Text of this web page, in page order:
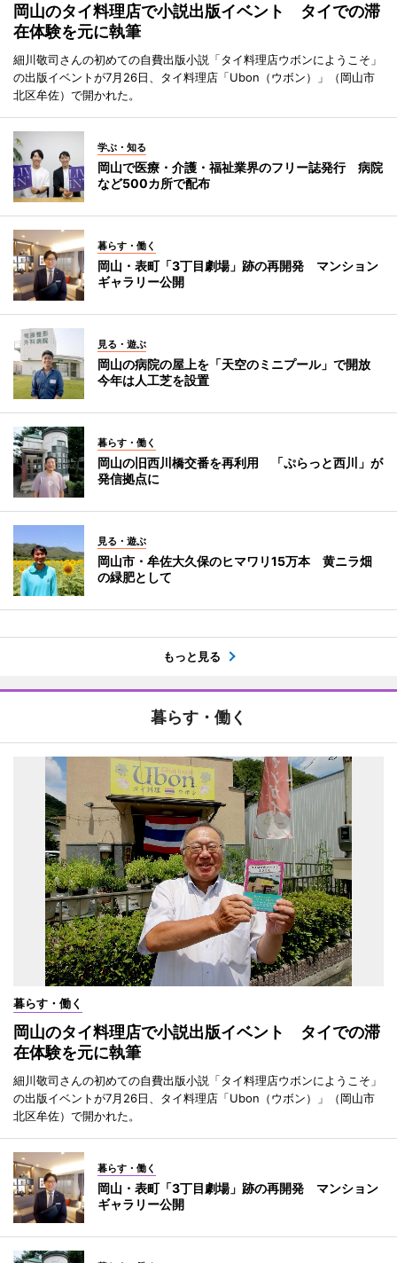
岡山のタイ料理店で小説出版イベント タイでの滞
在体験を元に執筆
細川敬司さんの初めての自費出版小説「タイ料理店ウボンにようこそ」
の出版イベントが7月26日、タイ料理店「Ubon（ウボン）」（岡山市
北区牟佐）で開かれた。
学ぶ・知る
岡山で医療・介護・福祉業界のフリー誌発行 病院
など500カ所で配布
暮らす・働く
岡山・表町「3丁目劇場」跡の再開発 マンション
ギャラリー公開
見る・遊ぶ
岡山の病院の屋上を「天空のミニプール」で開放
今年は人工芝を設置
暮らす・働く
岡山の旧西川橋交番を再利用 「ぷらっと西川」が
発信拠点に
見る・遊ぶ
岡山市・牟佐大久保のヒマワリ15万本 黄ニラ畑
の緑肥として
もっと見る
暮らす・働く
暮らす・働く
岡山のタイ料理店で小説出版イベント タイでの滞
在体験を元に執筆
細川敬司さんの初めての自費出版小説「タイ料理店ウボンにようこそ」
の出版イベントが7月26日、タイ料理店「Ubon（ウボン）」（岡山市
北区牟佐）で開かれた。
暮らす・働く
岡山・表町「3丁目劇場」跡の再開発 マンション
ギャラリー公開